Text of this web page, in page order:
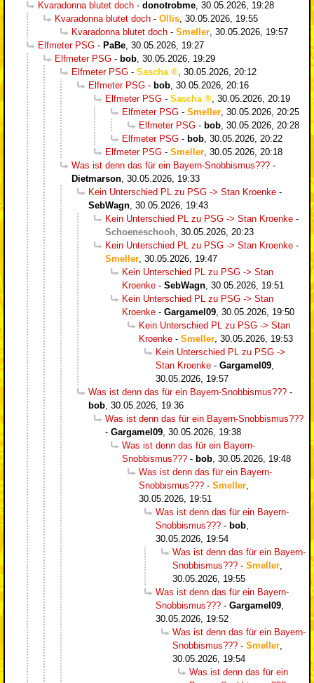
Kvaradonna blutet doch - donotrobme 30.05.2026, 19:28
Kvaradonna blutet doch - Ollis 30.05.2026, 19:55
Kvaradonna blutet doch - Smeller 30.05.2026, 19:57
Elfmeter PSG - PaBe 30.05.2026, 19:27
Elfmeter PSG - bob 30.05.2026, 19:29
Elfmeter PSG - Sascha
30.05.2026, 20:12
Elfmeter PSG - bob 30.05.2026, 20:16
Elfmeter PSG - Sascha
30.05.2026, 20:19
Elfmeter PSG - Smeller 30.05.2026, 20:25
Elfmeter PSG - bob 30.05.2026, 20:28
Elfmeter PSG - bob 30.05.2026, 20:22
Elfmeter PSG - Smeller 30.05.2026, 20:18
Was ist denn das für ein Bayern-Snobbismus??? -
Dietmarson 30.05.2026, 19:33
Kein Unterschied PL zu PSG -> Stan Kroenke -
SebWagn 30.05.2026, 19:43
Kein Unterschied PL zu PSG -> Stan Kroenke -
Schoeneschooh 30.05.2026, 20:23
Kein Unterschied PL zu PSG -> Stan Kroenke -
Smeller 30.05.2026, 19:47
Kein Unterschied PL zu PSG -> Stan
Kroenke - SebWagn 30.05.2026, 19:51
Kein Unterschied PL zu PSG -> Stan
Kroenke - Gargamel09 30.05.2026, 19:50
Kein Unterschied PL zu PSG -> Stan
Kroenke - Smeller 30.05.2026, 19:53
Kein Unterschied PL zu PSG ->
Stan Kroenke - Gargamel09
30.05.2026, 19:57
Was ist denn das für ein Bayern-Snobbismus??? -
bob 30.05.2026, 19:36
Was ist denn das für ein Bayern-Snobbismus???
- Gargamel09 30.05.2026, 19:38
Was ist denn das für ein Bayern-
Snobbismus??? - bob 30.05.2026, 19:48
Was ist denn das für ein Bayern-
Snobbismus??? - Smeller
30.05.2026, 19:51
Was ist denn das für ein Bayern-
Snobbismus??? - bob
30.05.2026, 19:54
Was ist denn das für ein Bayern-
Snobbismus??? - Smeller
30.05.2026, 19:55
Was ist denn das für ein Bayern-
Snobbismus??? - Gargamel09
30.05.2026, 19:52
Was ist denn das für ein Bayern-
Snobbismus??? - Smeller
30.05.2026, 19:54
Was ist denn das für ein